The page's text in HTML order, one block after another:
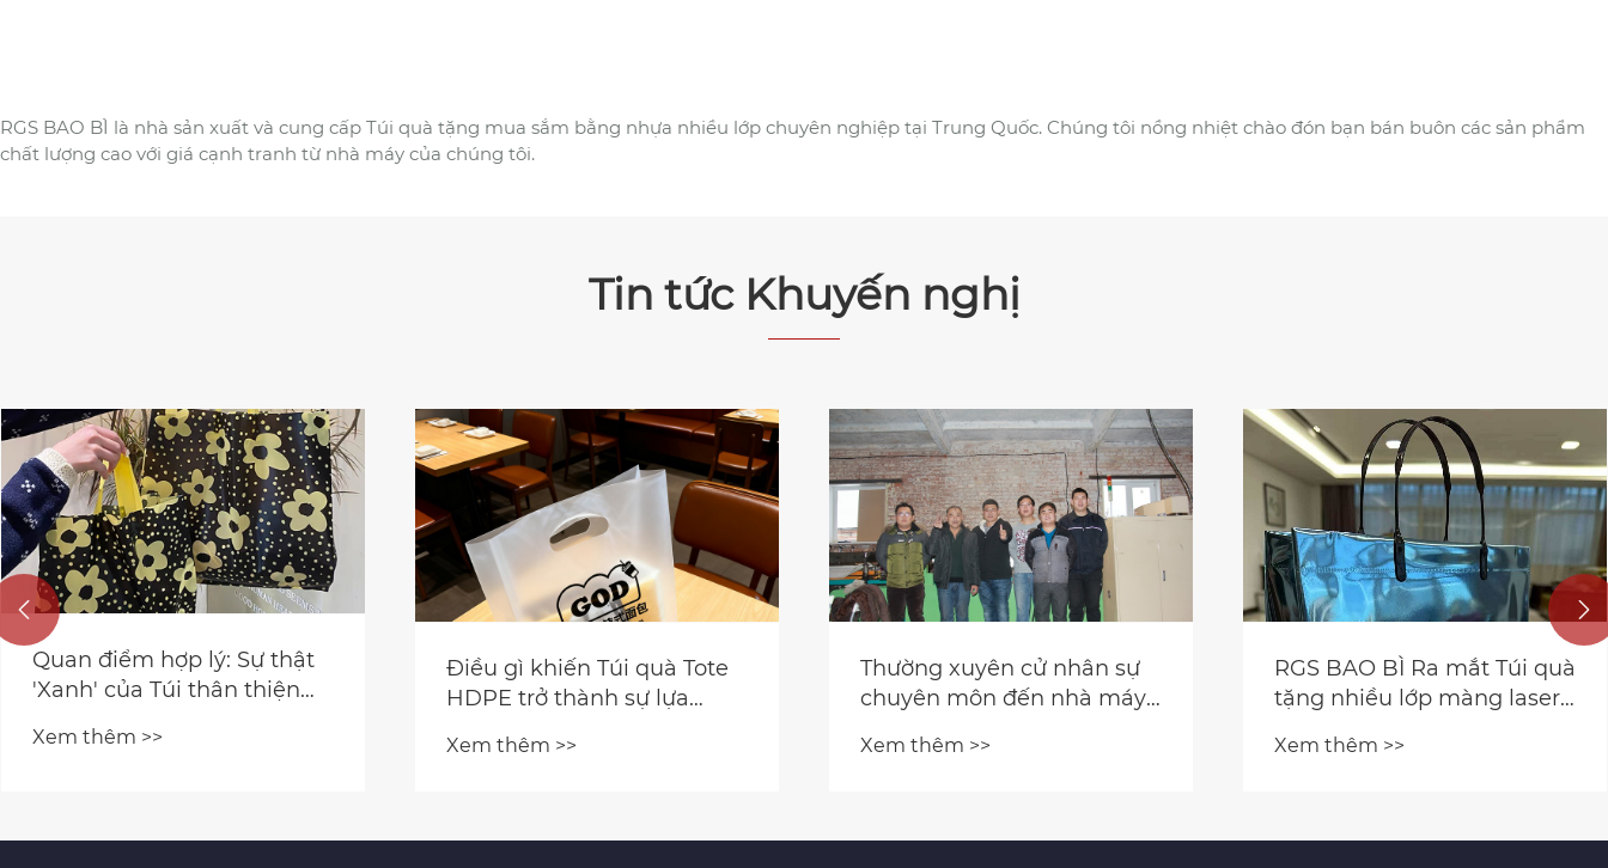
RGS BAO BÌ là nhà sản xuất và cung cấp Túi quà tặng mua sắm bằng nhựa nhiều lớp chuyên nghiệp tại Trung Quốc. Chúng tôi nồng nhiệt chào đón bạn bán buôn các sản phẩm
chất lượng cao với giá cạnh tranh từ nhà máy của chúng tôi.
Tin tức Khuyến nghị
Điều gì khiến Túi quà Tote
HDPE trở thành sự lựa
chọn thông minh cho các
Xem thêm >>
Thường xuyên cử nhân sự
chuyên môn đến nhà máy
để đào tạo
Xem thêm >>
RGS BAO BÌ Ra mắt Túi quà
tặng nhiều lớp màng laser
Xem thêm >>
Điều gì làm cho túi quà
tặng bằng giấy trở thành sự
bì quà tặng cao cấp
Xem thêm >>
 